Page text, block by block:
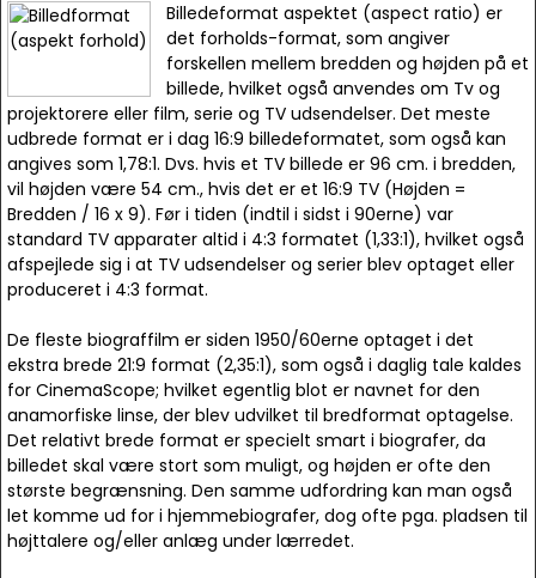
Billedeformat aspektet (aspect ratio) er
det forholds-format, som angiver
forskellen mellem bredden og højden på et
billede, hvilket også anvendes om Tv og
projektorere eller film, serie og TV udsendelser. Det meste
udbrede format er i dag 16:9 billedeformatet, som også kan
angives som 1,78:1. Dvs. hvis et TV billede er 96 cm. i bredden,
vil højden være 54 cm., hvis det er et 16:9 TV (Højden =
Bredden / 16 x 9). Før i tiden (indtil i sidst i 90erne) var
standard TV apparater altid i 4:3 formatet (1,33:1), hvilket også
afspejlede sig i at TV udsendelser og serier blev optaget eller
produceret i 4:3 format.
De fleste biograffilm er siden 1950/60erne optaget i det
ekstra brede 21:9 format (2,35:1), som også i daglig tale kaldes
for CinemaScope; hvilket egentlig blot er navnet for den
anamorfiske linse, der blev udvilket til bredformat optagelse.
Det relativt brede format er specielt smart i biografer, da
billedet skal være stort som muligt, og højden er ofte den
største begrænsning. Den samme udfordring kan man også
let komme ud for i hjemmebiografer, dog ofte pga. pladsen til
højttalere og/eller anlæg under lærredet.